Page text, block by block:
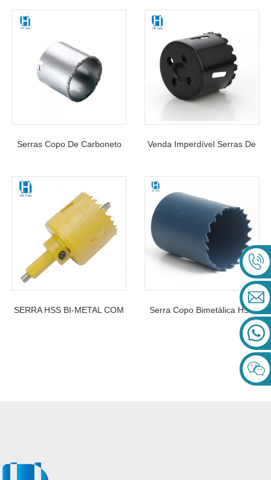
Localização Para Corte De
Alvenaria De Bloco De
Concreto
Serras Copo De Carboneto Venda Imperdível Serras De
SERRA HSS BI-METAL COM Serra Copo Bimetálica HSS